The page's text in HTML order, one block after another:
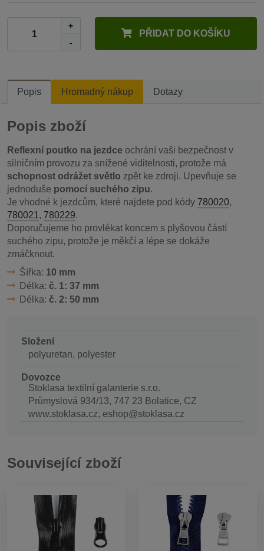
+
-
PŘIDAT DO KOŠÍKU
Popis Hromadný nákup Dotazy
Popis zboží
Reflexní poutko na jezdce ochrání vaši bezpečnost v
silničním provozu za snížené viditelnosti, protože má
schopnost odrážet světlo zpět ke zdroji. Upevňuje se
jednoduše pomocí suchého zipu.
Je vhodné k jezdcům, které najdete pod kódy 780020,
780021 , 780229.
Doporučujeme ho provlékat koncem s plyšovou částí
suchého zipu, protože je měkčí a lépe se dokáže
zmáčknout.
Šířka: 10 mm
Délka: č. 1: 37 mm
Délka: č. 2: 50 mm
Složení
polyuretan, polyester
Dovozce
Stoklasa textilní galanterie s.r.o.
Průmyslová 934/13, 747 23 Bolatice, CZ
www.stoklasa.cz, eshop@stoklasa.cz
Související zboží